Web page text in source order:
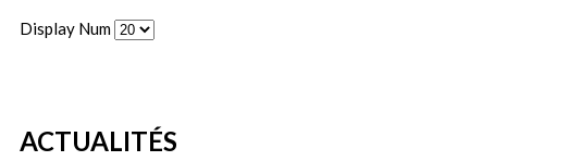
Display Num
ACTUALITÉS